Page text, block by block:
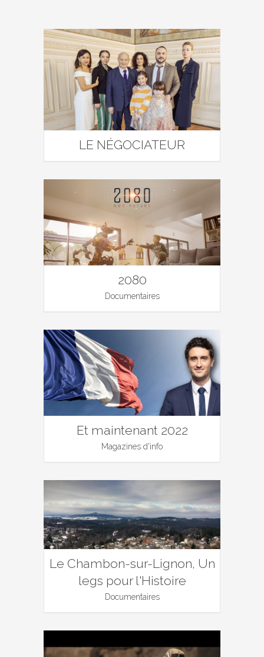
LE NÉGOCIATEUR
2080
Documentaires
Et maintenant 2022
Magazines d'info
Le Chambon-sur-Lignon, Un
legs pour l'Histoire
Documentaires